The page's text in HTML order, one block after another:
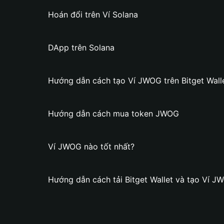
Hoán đổi trên Ví Solana
DApp trên Solana
Hướng dẫn cách tạo Ví JWOG trên Bitget
Hướng dẫn cách mua token JWOG
Ví JWOG nào tốt nhất?
Hướng dẫn cách tải Bitget Wallet và tạo Ví